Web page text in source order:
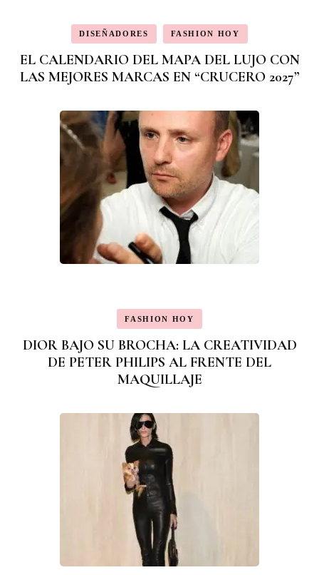
DISEÑADORES FASHION HOY
EL CALENDARIO DEL MAPA DEL LUJO CON
LAS MEJORES MARCAS EN “CRUCERO 2027”
FASHION HOY
DIOR BAJO SU BROCHA: LA CREATIVIDAD
DE PETER PHILIPS AL FRENTE DEL
MAQUILLAJE